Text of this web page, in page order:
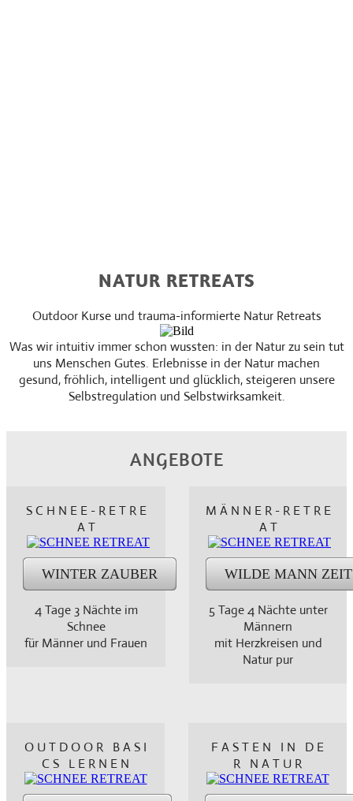
NATUR RETREATS
Outdoor Kurse und trauma-informierte Natur Retreats
Was wir intuitiv immer schon wussten: in der Natur zu sein tut
uns Menschen Gutes. Erlebnisse in der Natur machen
gesund, fröhlich, intelligent und glücklich, steigeren unsere
Selbstregulation und Selbstwirksamkeit.
ANGEBOTE
S C H N E E - R E T R E
A T
WINTER ZAUBER
4 Tage 3 Nächte im
Schnee
für Männer und Frauen
M Ä N N E R - R E T R E
A T
WILDE MANN ZEIT
5 Tage 4 Nächte unter
Männern
mit Herzkreisen und
Natur pur
O U T D O O R B A S I
C S L E R N E N
F A S T E N I N D E
R N A T U R